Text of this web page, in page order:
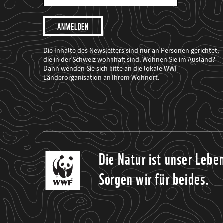
Mail
Adresse
Ich
möchte,
dass
der
WWF
mich
über
seine
Projekte
informiert.
Die Inhalte des Newsletters sind nur an Personen gerichtet,
die in der Schweiz wohnhaft sind. Wohnen Sie im Ausland?
Dann wenden Sie sich bitte an die lokale WWF-
Länderorganisation an Ihrem Wohnort.
Die Natur ist unser
Sorgen wir für beides.